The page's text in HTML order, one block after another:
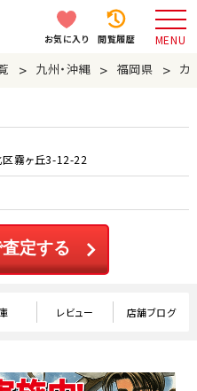
お気に入り 閲覧履歴 MENU
> 九州・沖縄 > 福岡県 > カ
霧ヶ丘3-12-22
定する
レビュー 店舗ブログ